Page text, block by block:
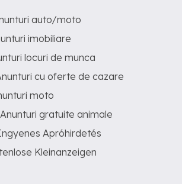
auto/moto
imobiliare
locuri de munca
cu oferte de cazare
moto
gratuite animale
Apróhirdetés
Kleinanzeigen